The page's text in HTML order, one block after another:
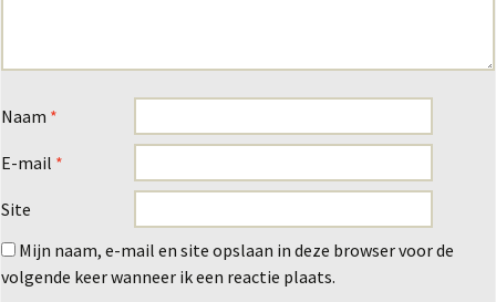
Naam *
E-mail *
Site
Mijn naam, e-mail en site opslaan in deze browser voor de
volgende keer wanneer ik een reactie plaats.